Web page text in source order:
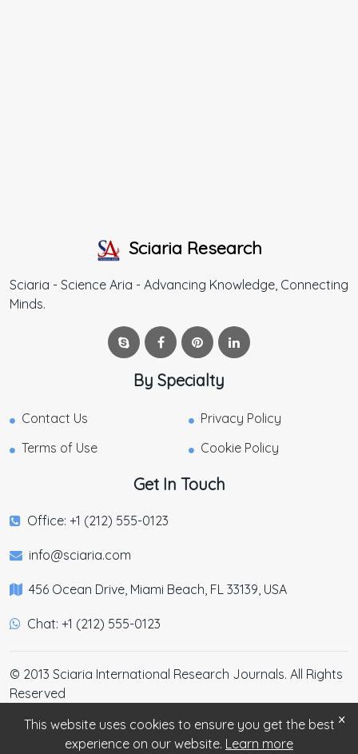
Sciaria Research
Sciaria - Science Aria - Advancing Knowledge, Connecting
Minds.
By Specialty
Contact Us
Privacy Policy
Terms of Use
Cookie Policy
Get In Touch
Office: +1 (212) 555-0123
info@sciaria.com
456 Ocean Drive, Miami Beach, FL 33139, USA
Chat: +1 (212) 555-0123
© 2013 Sciaria International Research Journals. All Rights
Reserved
×
This website uses cookies to ensure you get the best
experience on our website. Learn more